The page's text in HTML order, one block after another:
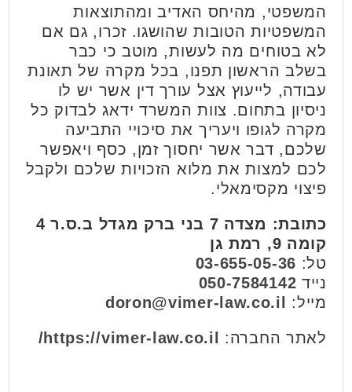
המשפטי, מהיחס האדיב ומהתוצאות
המשפטיות הטובות שהושגו. זכרו, גם אם
לא בטוחים מה לעשות, מוטב כי כבר
בשלב הראשון תפנו, בכל מקרה של תאונת
עבודה, לייעוץ אצל עורך דין אשר יש לו
ניסיון בתחום. צוות המשרד ידאג לבדוק כל
מקרה לגופו ויעריך את סיכויי התביעה
שלכם, דבר אשר יחסוך זמן, כסף ויאפשר
לכם למצות את מלוא הזכויות שלכם ולקבל
פיצוי מקסימאלי.
כתובת: מצדה 7 בני ברק מגדל ב.ס.ר 4
קומה 9, רמת גן
טל: 03-655-05-36
נייד
מייל:
doron@vimer-law.co.il
לאתר החברה: https://vimer-law.co.il/